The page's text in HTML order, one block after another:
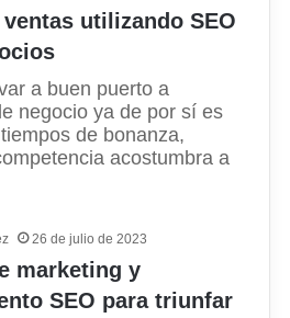
utilizando SEO
a buen puerto a
negocio ya de por sí es
de bonanza,
acostumbra a
26 de julio de 2023
marketing y
SEO para triunfar